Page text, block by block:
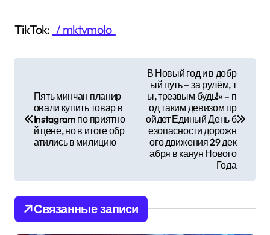
TikTok: / mktvmolo
в
а
ц
Пять минчан планир
овали купить товар в
Instagram по приятно
й цене, но в итоге обр
атились в милицию
В Новый год и в добр
ый путь – за рулём, т
ы, трезвым будь!» – п
од таким девизом пр
ойдет Единый День б
езопасности дорожн
ого движения 29 дек
абря в канун Нового
Года
Связанные записи